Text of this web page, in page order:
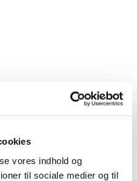
vores indhold og
til sociale medier og til